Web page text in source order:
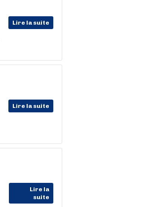
Lire la suite
Lire la suite
Lire la
suite